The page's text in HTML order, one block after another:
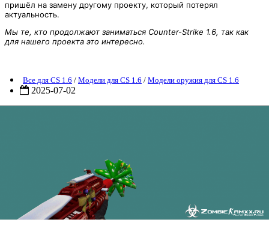
пришёл на замену другому проекту, который потерял
актуальность.
Мы те, кто продолжают заниматься Counter-Strike 1.6, так как
для нашего проекта это интересно.
Все для CS 1.6 / Модели для CS 1.6 / Модели оружия для CS 1.6
2025-07-02